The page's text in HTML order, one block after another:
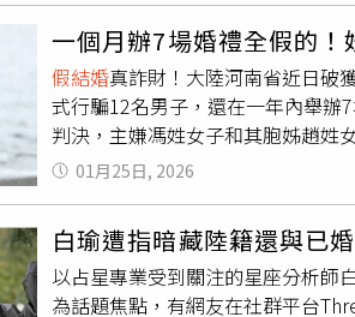
換藥。（圖／iQIYI愛奇藝國際版
探兩人是否是 假結婚，為了不露餡
甚至低聲說出「把我衣服脫了」，
吸聲與細微表情，讓畫面更具想像
其實早在2023年的愛奇藝尖叫之夜
故事，如今從粉絲幻想到官配成真
一個月辦7場婚禮全假的
假結婚真詐財！大陸河南省近日破
式行騙12名男子，還在一年內舉辦
判決，主嫌馮姓女子和其胞姊趙姓
女子原姓趙，自幼隨養父生活後改
名男子交往，並以結婚為名索取
多次故技重施，甚至在短短一個
中一名被害人因無法聯繫上馮女而
「未來大姨子」，負責對外證實妹
協助者。檢察官說明，該類婚戀詐
01月25日, 2026
白瑜遭指暗藏陸籍還與已
以占星專業受到關注的星座分析師
為話題焦點，有網友在社群平台